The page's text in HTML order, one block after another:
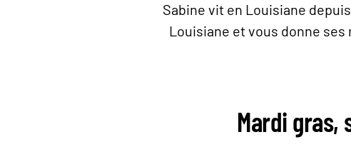
Sabine vit en Louisiane
Louisiane et vous donne
Mardi